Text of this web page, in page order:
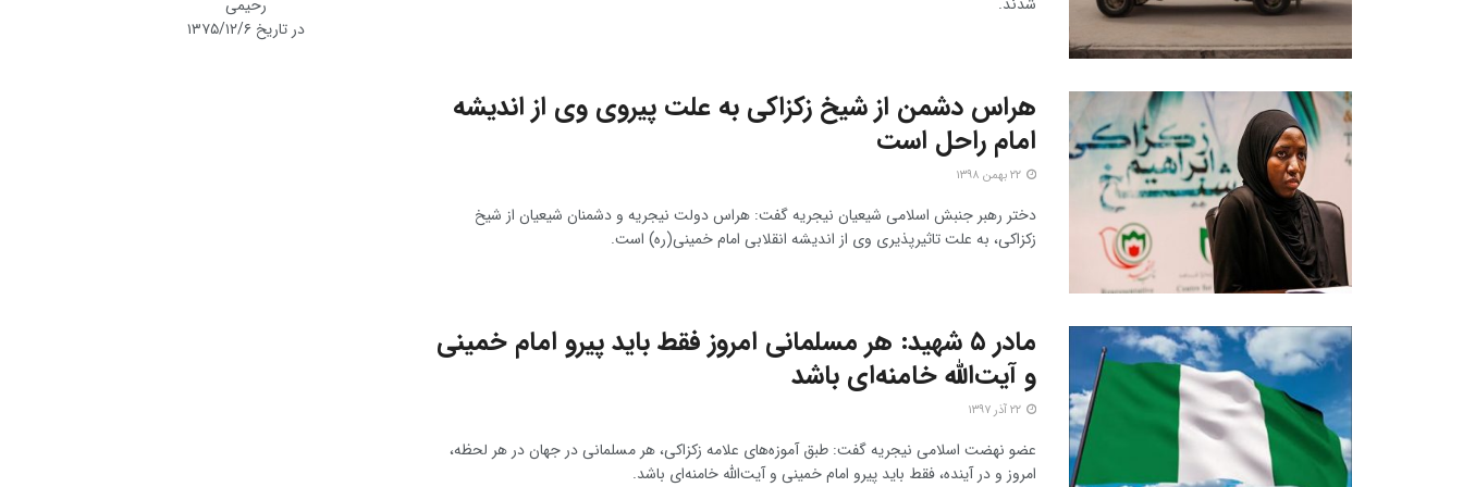
هراس دشمن از شیخ زکزاکی به علت پیروی وی از اندیشه‌
امام راحل است
دختر رهبر جنبش اسلامی شیعیان نیجریه گفت: هراس دولت نیجریه و دشمنان شیعیان از شیخ
زکزاکی، به علت تاثیرپذیری وی از اندیشه‌ انقلابی امام خمینی(ره) است.
مادر ۵ شهید: هر مسلمانی امروز فقط باید پیرو امام خمینی
و آیت‌الله خامنه‌ای باشد
عضو نهضت اسلامی نیجریه گفت: طبق آموزه‌های علامه زکزاکی، هر مسلمانی در جهان در هر لحظه،
امروز و در آینده، فقط باید پیرو امام خمینی و آیت‌الله خامنه‌ای باشد.
رحیمی
در تاریخ ۱۳۷۵/۱۲/۶